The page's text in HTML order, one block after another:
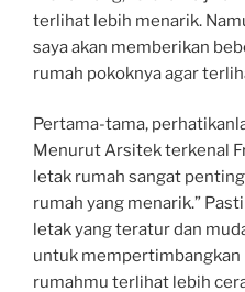
terlihat lebih menarik.
saya akan memberikan
rumah pokoknya agar
Pertama-tama,
Menurut Arsitek terkenal
letak rumah sangat
rumah yang menarik.”
letak yang teratur dan
untuk mempertimbangkan
rumahmu terlihat lebih